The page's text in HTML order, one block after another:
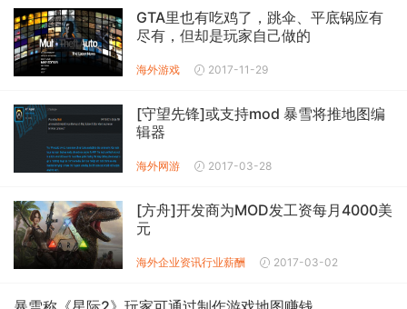
GTA里也有吃鸡了，跳伞、平底锅应有
尽有，但却是玩家自己做的
海外游戏 2017-11-29
[守望先锋]或支持mod 暴雪将推地图编
辑器
海外网游 2017-03-28
[方舟]开发商为MOD发工资每月4000美
元
海外企业资讯行业薪酬 2017-03-02